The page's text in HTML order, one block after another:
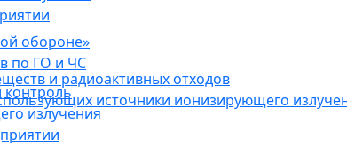
и радиоактивных отходов
источники ионизирующего
обороне»
по ГО и ЧС
контроль
излучения